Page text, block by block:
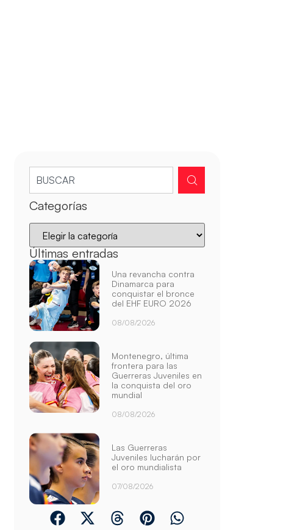
Categorías
Últimas entradas
Una revancha contra
Dinamarca para
conquistar el bronce
del EHF EURO 2026
08/08/2026
Montenegro, última
frontera para las
Guerreras Juveniles en
la conquista del oro
mundial
08/08/2026
Las Guerreras
Juveniles lucharán por
el oro mundialista
07/08/2026